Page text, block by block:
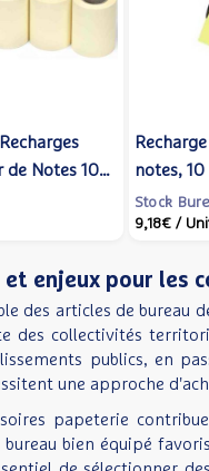
de Notes 10
- Wonday
notes,
- JPC
Stock
9,18€ /
enjeux pour les
des articles de
des collectivités
publics, en
une approche
papeterie
bien équipé